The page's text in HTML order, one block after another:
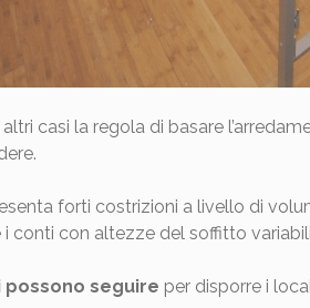
casi la regola di basare
forti costrizioni a livello di
i conti con altezze del soffitto
possono seguire per disporre i